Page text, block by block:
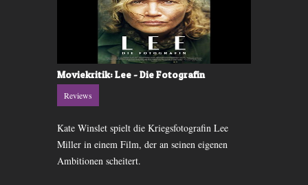
Moviekritik: Lee - Die Fotografin
Reviews
Kate Winslet spielt die Kriegsfotografin Lee
Miller in einem Film, der an seinen eigenen
Ambitionen scheitert.